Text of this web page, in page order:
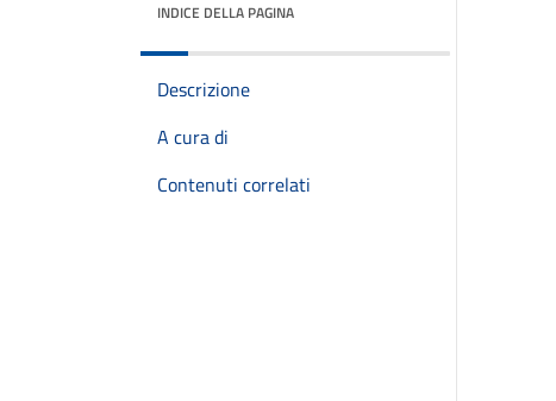
INDICE DELLA PAGINA
Descrizione
A cura di
Contenuti correlati